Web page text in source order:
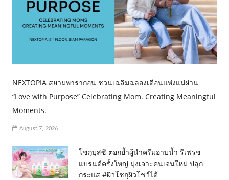
NEXTOPIA สยามพารากอน ชวนเฉลิมฉลองเดือนแห่งแม่ผ่าน
“Love with Purpose” Celebrating Mom. Creating Meaningful
Moments.
August 7, 2026
โชกุบุสซึ ตอกย้ำผู้นำครีมอาบน้ำ รีเฟรช
แบรนด์ครั้งใหญ่ มุ่งเจาะคนเจนใหม่ ปลุก
กระแส #ผิวโชกุผิวโชว์ได้